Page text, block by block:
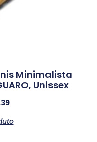
Minimalista
Unissex